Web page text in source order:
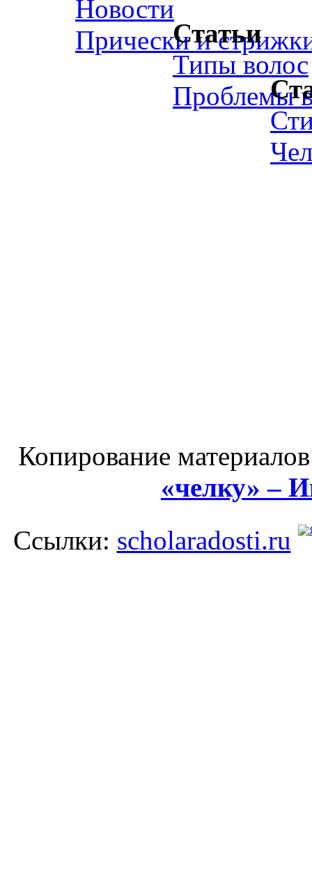
Новости
Прически иСтатьи
Типы волос
Проблемы
Копирование
«челку» –
Ссылки: scholaradosti.ru